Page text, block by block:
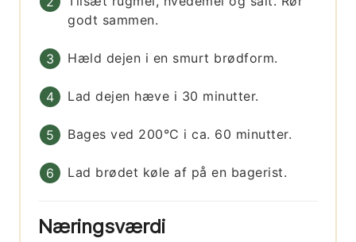
godt sammen.
Hæld dejen i en smurt brødform.
Lad dejen hæve i 30 minutter.
Bages ved 200°C i ca. 60 minutter.
Lad brødet køle af på en bagerist.
Næringsværdi